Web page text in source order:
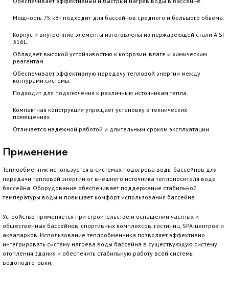
Мощность 75 кВт подходит для бассейнов среднего и большого объема.
Корпус и внутренние элементы изготовлены из нержавеющей стали AISI
316L.
Обладает высокой устойчивостью к коррозии, влаге и химическим
реагентам.
Обеспечивает эффективную передачу тепловой энергии между
контурами системы.
Подходит для подключения к различным источникам тепла.
Компактная конструкция упрощает установку в технических
помещениях.
Отличается надежной работой и длительным сроком эксплуатации.
Применение
Теплообменник используется в системах подогрева воды бассейнов для
передачи тепловой энергии от внешнего источника теплоносителя воде
бассейна. Оборудование обеспечивает поддержание стабильной
температуры воды и повышает комфорт использования бассейна.
Устройство применяется при строительстве и оснащении частных и
общественных бассейнов, спортивных комплексов, гостиниц, SPA-центров и
аквапарков. Использование теплообменника позволяет эффективно
интегрировать систему нагрева воды бассейна в существующую систему
отопления здания и обеспечить стабильную работу всей системы
водоподготовки.